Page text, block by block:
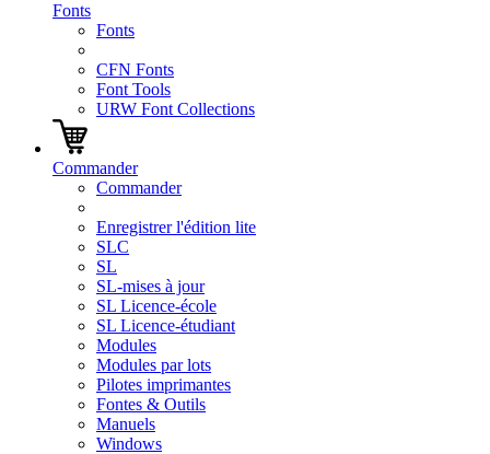
Fonts
Fonts
CFN Fonts
Font Tools
URW Font Collections
Commander
Commander
Enregistrer l'édition lite
SLC
SL
SL-mises à jour
SL Licence-école
SL Licence-étudiant
Modules
Modules par lots
Pilotes imprimantes
Fontes & Outils
Manuels
Windows